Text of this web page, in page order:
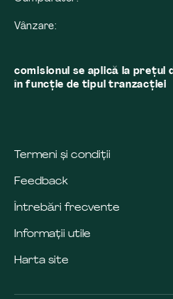
Vânzare:
comisionul se aplică la preţul
în funcţie de tipul tranzacţiei
Termeni și condiții
Feedback
Întrebări frecvente
Informații utile
Harta site